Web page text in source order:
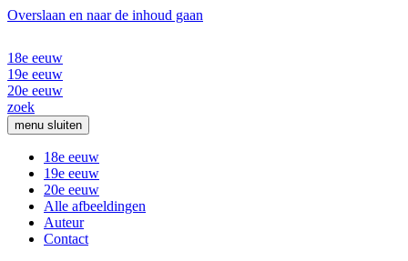
Overslaan en naar de inhoud gaan
18e eeuw
19e eeuw
20e eeuw
zoek
menu sluiten
18e eeuw
19e eeuw
20e eeuw
Alle afbeeldingen
Auteur
Contact